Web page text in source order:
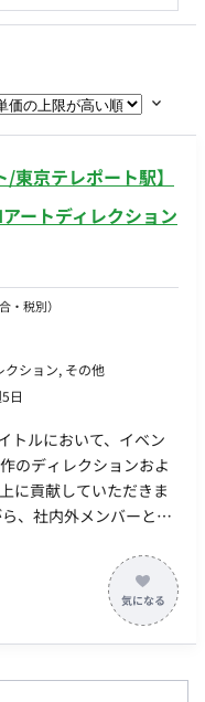
東京テレポート駅】
ートディレクション
・税別）
クション, その他
日
トルにおいて、イベン
のディレクションおよ
に貢献していただきま
、社内外メンバーと連
施策に関わるデザイン
ど各種クリエイティブ
担当工程：実装・テス
ィレクション業務）】